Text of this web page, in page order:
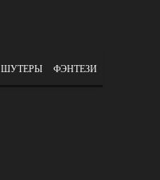
ШУТЕРЫ ФЭНТЕЗИ